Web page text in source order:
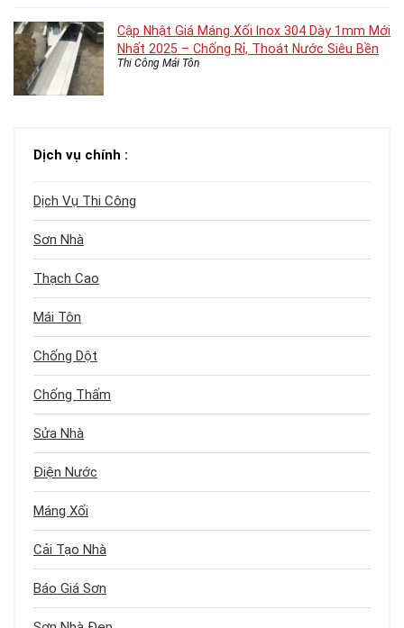
Cập Nhật Giá Máng Xối Inox 304 Dày 1mm Mới
Nhất 2025 – Chống Rỉ, Thoát Nước Siêu Bền
Thi Công Mái Tôn
Dịch vụ chính :
Dịch Vụ Thi Công
Sơn Nhà
Thạch Cao
Mái Tôn
Chống Dột
Chống Thấm
Sửa Nhà
Điện Nước
Máng Xối
Cải Tạo Nhà
Báo Giá Sơn